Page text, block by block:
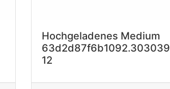
Hochgeladenes Medium
63d2d87f6b1092.303039
12